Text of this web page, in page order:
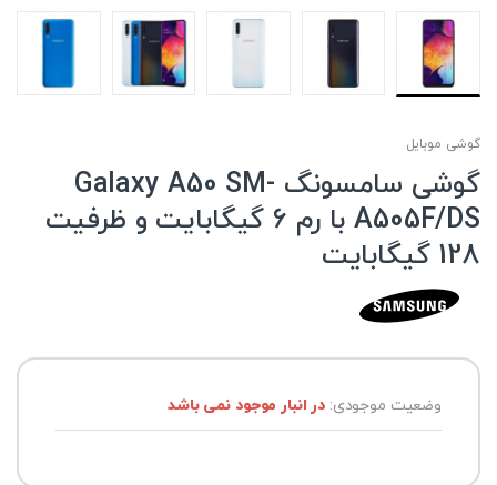
گوشی موبایل
گوشی سامسونگ Galaxy A50 SM-
A505F/DS با رم 6 گیگابایت و ظرفیت
128 گیگابایت
وضعیت موجودی:در انبار موجود نمی باشد